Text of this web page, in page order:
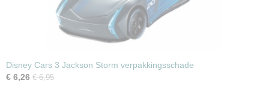
Disney Cars 3 Jackson Storm verpakkingsschade
€ 6,26 € 6,95